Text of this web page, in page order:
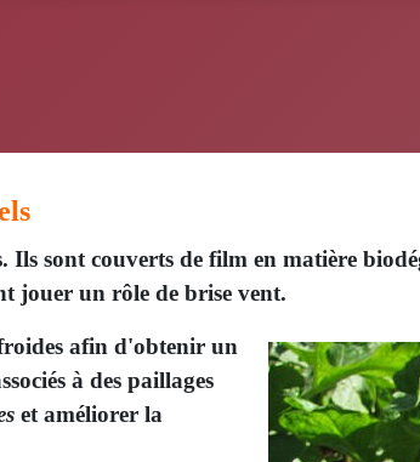
sont couverts de film en matière
jouer un rôle de brise vent.
afin d'obtenir un
à des paillages
et améliorer la